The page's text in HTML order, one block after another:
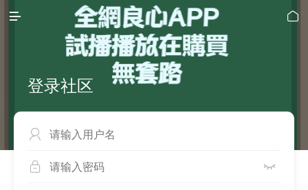
 
登录社区

 